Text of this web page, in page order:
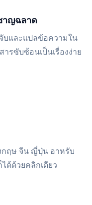
าญฉลาด
บและแปลข้อความใน
รซับซ้อนเป็นเรื่องง่าย
กฤษ จีน ญี่ปุ่น อาหรับ
ด้ด้วยคลิกเดียว